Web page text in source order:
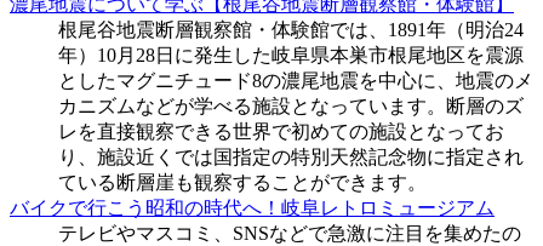
濃尾地震について学ぶ【根尾谷地震断層観察館・体験館】
根尾谷地震断層観察館・体験館では、1891年（明治24
年）10月28日に発生した岐阜県本巣市根尾地区を震源
としたマグニチュード8の濃尾地震を中心に、地震のメ
カニズムなどが学べる施設となっています。断層のズ
レを直接観察できる世界で初めての施設となってお
り、施設近くでは国指定の特別天然記念物に指定され
ている断層崖も観察することができます。
バイクで行こう昭和の時代へ！岐阜レトロミュージアム
テレビやマスコミ、SNSなどで急激に注目を集めたの